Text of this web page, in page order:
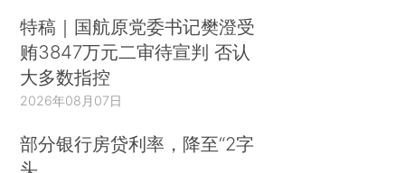
特稿｜国航原党委书记樊澄受
贿3847万元二审待宣判 否认
大多数指控
2026年08月07日
部分银行房贷利率，降至“2字